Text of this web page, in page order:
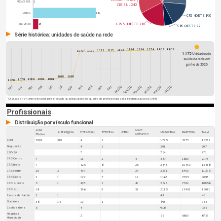
PROADI SUS:
DIRETA
CONVÊNIO
1
530
43
CRS NORTE 190
CRS OESTE 72
CRS SUDESTE 218
CRS SUL 240
Série histórica: unidades de saúde na rede
fev mar abr mai jun jul ago set out nov dez jan/20fev/20mar/20 abr/20mai/20 jun/20
1078 1079 1080 1081 1081
1088 1088
1170* 1170 1171 1171 1172 1174 1174 1174 1175 1175
1.175 Unidades de
saúde na rede em
junho de 2020
*Oscilação no número de unidades é devido as adequações no quadro de profissionais pela reestruturação do SAMU
Profissionais
Distribuição por vínculo funcional
AHM
Efetivo AUTARQUIA ESTADUAL FEDERAL HSPM MAIS
MEDICOS MUNICIPAL PARCEIRA Total
AHM 7891 387 4 2 1725 5273 15282
Regulação 4 2 201 207
COVISA 7 764
771
CRS Centro
7 11 2 4 469 1680
2173
CRS Leste
7 525 6 25 2443 10430 13436
CRS Norte 18 2 437 8 29 2381 8400 11275
CRS Oeste 2 1 127 3 12 1163 2785
4093
CRS Sudeste
5 1 493 7 40 2528 7782
10856
CRS Sul
19 386 8 31 2115 13451
16010
Escola da Saúde
2 1 43
46
Gabinete
36 14 10 1 693
754
Cachoeirinha
5 4 916 925
Hospitais
Municipais 2 55 6680
6737